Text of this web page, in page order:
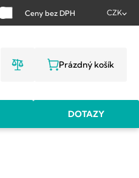
Ceny bez DPH CZK
NÁKUPNÍ
Prázdný košík
DOTAZY